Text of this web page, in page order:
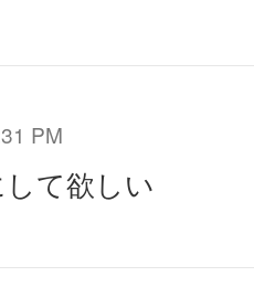
PM
て欲しい